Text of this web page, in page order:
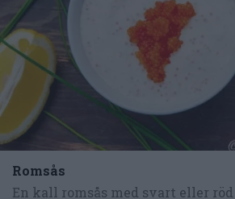
Romsås
En kall romsås med svart eller